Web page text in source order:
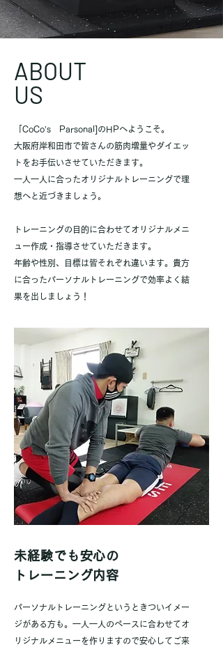
ABOUT
US
「CoCo’s Parsonal]のHPへようこそ。
大阪府岸和田市で皆さんの筋肉増量やダイエッ
トをお手伝いさせていただきます。
一人一人に合ったオリジナルトレーニングで理
想へと近づきましょう。
トレーニングの目的に合わせてオリジナルメニ
ュー作成・指導させていただきます。
​年齢や性別、目標は皆それぞれ違います。貴方
に合ったパーソナルトレーニングで効率よく結
果を出しましょう！
未経験でも安心の
トレーニング内容
​パーソナルトレーニングというときついイメー
ジがある方も。一人一人のペースに合わせてオ
リジナルメニューを作りますので安心してご来